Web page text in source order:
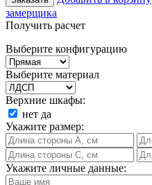
замерщика
Получить расчет
Выберите конфигурацию
Выберите материал
Верхние шкафы:
нет да
Укажите размер:
Укажите личные данные: